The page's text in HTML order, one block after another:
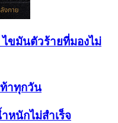
ไขมันตัวร้ายที่มองไม่
ท้าทุกวัน
หนักไม่สำเร็จ